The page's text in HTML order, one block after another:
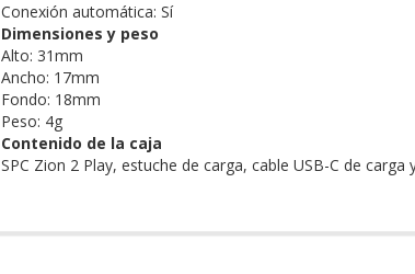
Conexión automática: Sí
Dimensiones y peso
Alto: 31mm
Ancho: 17mm
Fondo: 18mm
Peso: 4g
Contenido de la caja
SPC Zion 2 Play, estuche de carga, cable USB-C de carga